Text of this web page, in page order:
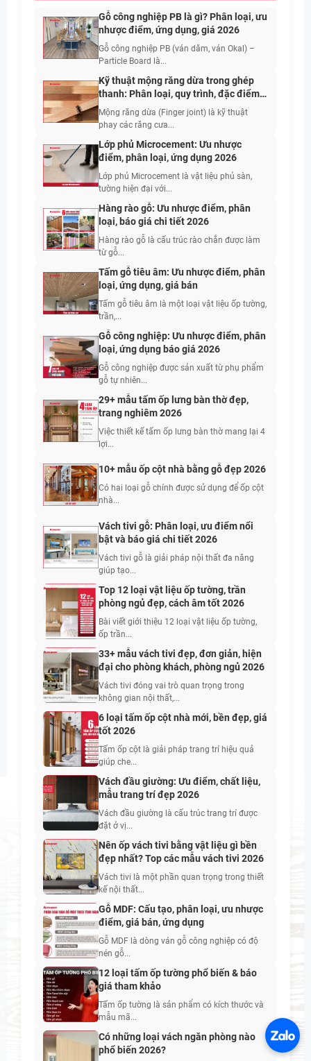
Gỗ công nghiệp PB là gì? Phân loại, ưu
nhược điểm, ứng dụng, giá 2026
Gỗ công nghiệp PB (ván dăm, ván Okal) –
Particle Board là...
Kỹ thuật mộng răng dừa trong ghép
thanh: Phân loại, quy trình, đặc điểm,
ứng dụng
Mộng răng dừa (Finger joint) là kỹ thuật
phay các răng cưa...
Lớp phủ Microcement: Ưu nhược
điểm, phân loại, ứng dụng 2026
Lớp phủ Microcement là vật liệu phủ sàn,
tường hiện đại với...
Hàng rào gỗ: Ưu nhược điểm, phân
loại, báo giá chi tiết 2026
Hàng rào gỗ là cấu trúc rào chắn được làm
từ gỗ...
Tấm gỗ tiêu âm: Ưu nhược điểm, phân
loại, ứng dụng, giá bán
Tấm gỗ tiêu âm là một loại vật liệu ốp tường,
trần,...
Gỗ công nghiệp: Ưu nhược điểm, phân
loại, ứng dụng báo giá 2026
Gỗ công nghiệp được sản xuất từ phụ phẩm
gỗ tự nhiên...
29+ mẫu tấm ốp lưng bàn thờ đẹp,
trang nghiêm 2026
Việc thiết kế tấm ốp lưng bàn thờ mang lại 4
lợi...
10+ mẫu ốp cột nhà bằng gỗ đẹp 2026
Có hai loại gỗ chính được sử dụng để ốp cột
nhà...
Vách tivi gỗ: Phân loại, ưu điểm nổi
bật và báo giá chi tiết 2026
Vách tivi gỗ là giải pháp nội thất đa năng
giúp tạo...
Top 12 loại vật liệu ốp tường, trần
phòng ngủ đẹp, cách âm tốt 2026
Bài viết giới thiệu 12 loại vật liệu ốp tường,
ốp trần...
33+ mẫu vách tivi đẹp, đơn giản, hiện
đại cho phòng khách, phòng ngủ 2026
Vách tivi đóng vai trò quan trọng trong
không gian nội thất,...
6 loại tấm ốp cột nhà mới, bền đẹp, giá
tốt 2026
Tấm ốp cột là giải pháp trang trí hiệu quả
giúp che...
Vách đầu giường: Ưu điểm, chất liệu,
mẫu trang trí đẹp 2026
Vách đầu giường là cấu trúc trang trí được
đặt ở vị...
Nên ốp vách tivi bằng vật liệu gì bền
đẹp nhất? Top các mẫu vách tivi 2026
Vách tivi là một phần quan trọng trong thiết
kế nội thất...
Gỗ MDF: Cấu tạo, phân loại, ưu nhược
điểm, giá bán, ứng dụng
Gỗ MDF là dòng ván gỗ công nghiệp có độ
nén gỗ...
12 loại tấm ốp tường phổ biến & báo
giá tham khảo
Tấm ốp tường là sản phẩm có kích thước và
mẫu mã...
Có những loại vách ngăn phòng nào
phổ biến 2026?